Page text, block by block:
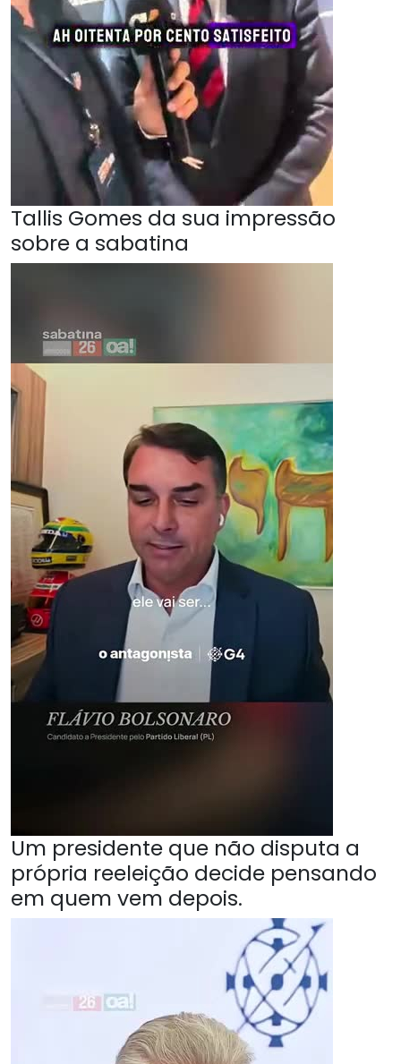
Tallis Gomes da sua impressão
sobre a sabatina
Um presidente que não disputa a
própria reeleição decide pensando
em quem vem depois.